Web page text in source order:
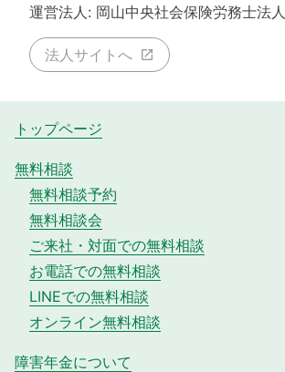
運営法人: 岡山中央社会保険労務士法人
法人サイトへ
トップページ
無料相談
無料相談予約
無料相談会
ご来社・対面での無料相談
お電話での無料相談
LINEでの無料相談
オンライン無料相談
障害年金について